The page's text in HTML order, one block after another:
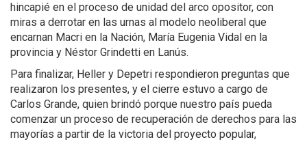
hincapié en el proceso de unidad del arco opositor, con
miras a derrotar en las urnas al modelo neoliberal que
encarnan Macri en la Nación, María Eugenia Vidal en la
provincia y Néstor Grindetti en Lanús.
Para finalizar, Heller y Depetri respondieron preguntas que
realizaron los presentes, y el cierre estuvo a cargo de
Carlos Grande, quien brindó porque nuestro país pueda
comenzar un proceso de recuperación de derechos para las
mayorías a partir de la victoria del proyecto popular,